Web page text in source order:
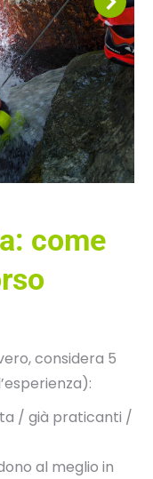
come
considera 5
/ già praticanti /
al meglio in